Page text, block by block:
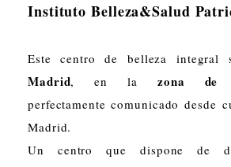
Instituto Belleza&Salud
Este centro de belleza integral
Madrid, en la zona de
perfectamente comunicado desde
Madrid.
Un centro que dispone de